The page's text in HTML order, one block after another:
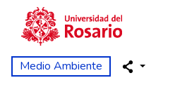
Skip to main content
Medio Ambiente